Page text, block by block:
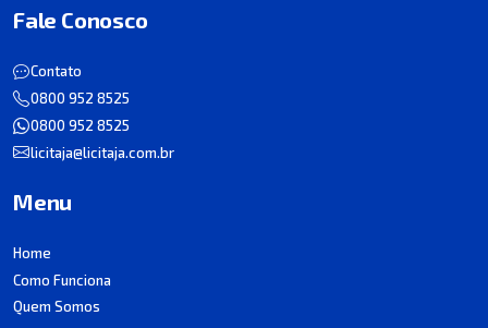
Fale Conosco
Contato
0800 952 8525
0800 952 8525
licitaja@licitaja.com.br
Menu
Home
Como Funciona
Quem Somos